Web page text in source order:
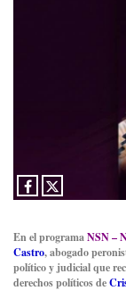
Partido
En el programaNSN –
Castro, abogado
político y judicial que
derechos políticos de